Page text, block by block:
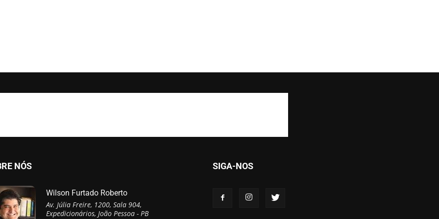
NÓS
Wilson Furtado Roberto
Av. Júlia Freire, 1200, Sala 904,
Expedicionários, João Pessoa - PB
SIGA-NOS